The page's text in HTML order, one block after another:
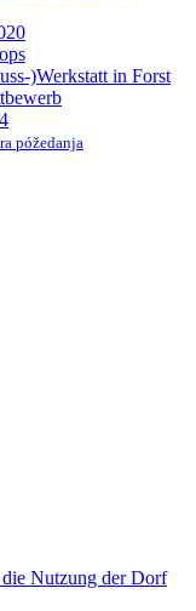
)Werkstatt in Forst
póžedanja
Nutzung der Dorf